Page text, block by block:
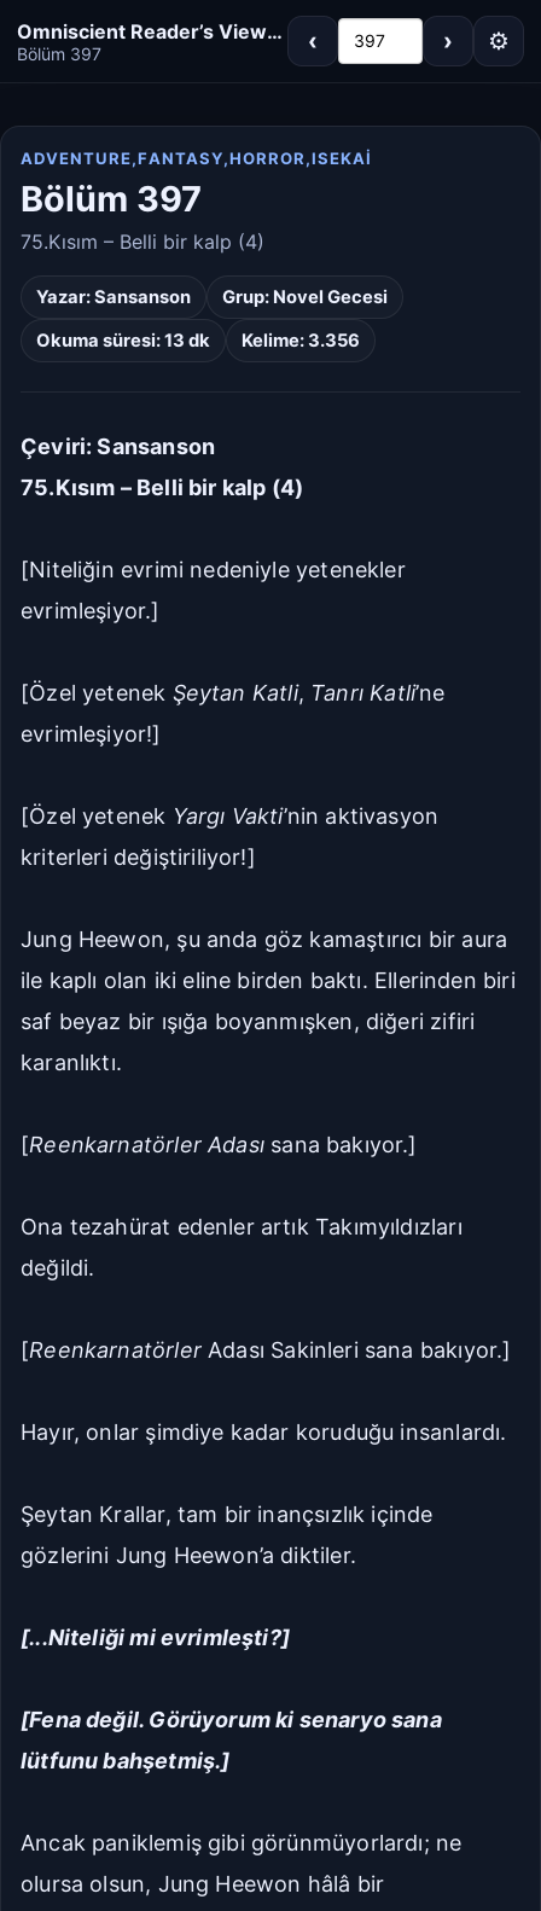
Omniscient Reader’s Viewpoint - Novel
Bölüm 397 ‹ 397 › ⚙
Geniş
18px
Rahat Çok Rahat
ADVENTURE,FANTASY,HORROR,ISEKAI
Bölüm 397
75.Kısım – Belli bir kalp (4)
Yazar:Sansanson Grup: Novel Gecesi
Okuma süresi: 13 dk
Kelime: 3.356
Çeviri: Sansanson
75.Kısım – Belli bir kalp (4)
[Niteliğin evrimi nedeniyle yetenekler
evrimleşiyor.]
[Özel yetenek Şeytan Katli, Tanrı Katli’ne
evrimleşiyor!]
[Özel yetenek Yargı Vakti’nin aktivasyon
kriterleri değiştiriliyor!]
Jung Heewon, şu anda göz kamaştırıcı bir aura
ile kaplı olan iki eline birden baktı. Ellerinden biri
saf beyaz bir ışığa boyanmışken, diğeri zifiri
karanlıktı.
[Reenkarnatörler Adası sana bakıyor.]
Ona tezahürat edenler artık Takımyıldızları
değildi.
[ReenkarnatörlerAdası Sakinleri sana bakıyor.]
Hayır, onlar şimdiye kadar koruduğu insanlardı.
Şeytan Krallar, tam bir inançsızlık içinde
gözlerini Jung Heewon’a diktiler.
[...Niteliği mi evrimleşti?]
[Fena değil. Görüyorum ki senaryo sana
lütfunu bahşetmiş.]
Ancak paniklemiş gibi görünmüyorlardı; ne
olursa olsun, Jung Heewon hâlâ bir